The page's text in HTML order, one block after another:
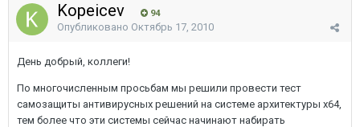
Kopeicev 94
Опубликовано Октябрь 17, 2010
День добрый, коллеги!
По многочисленным просьбам мы решили провести тест
самозащиты антивирусных решений на системе архитектуры x64,
тем более что эти системы сейчас начинают набирать